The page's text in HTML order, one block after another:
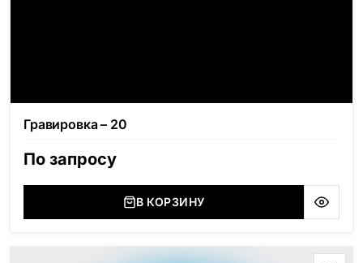
Гравировка – 20
По запросу
В КОРЗИНУ